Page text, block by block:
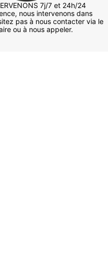
7j/7 et 24h/24
nous intervenons dans
pas à nous contacter via le
ou à nous appeler.